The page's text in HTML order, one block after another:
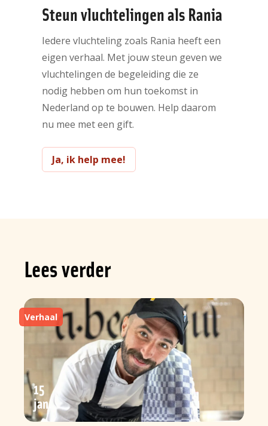
Steun vluchtelingen als Rania
Iedere vluchteling zoals Rania heeft een
eigen verhaal. Met jouw steun geven we
vluchtelingen de begeleiding die ze
nodig hebben om hun toekomst in
Nederland op te bouwen. Help daarom
nu mee met een gift.
Ja, ik help mee!
Lees verder
Verhaal
15
jan